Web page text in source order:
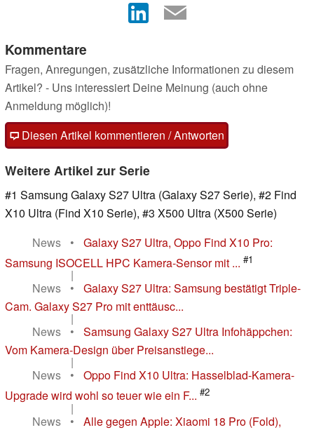
Kommentare
Fragen, Anregungen, zusätzliche Informationen zu diesem
Artikel? - Uns interessiert Deine Meinung (auch ohne
Anmeldung möglich)!
Diesen Artikel kommentieren / Antworten
Weitere Artikel zur Serie
#1 Samsung Galaxy S27 Ultra (Galaxy S27 Serie), #2 Find
X10 Ultra (Find X10 Serie), #3 X500 Ultra (X500 Serie)
News
•
Galaxy S27 Ultra, Oppo Find X10 Pro:
Samsung ISOCELL HPC Kamera-Sensor mit ... #1
|
News
•
Galaxy S27 Ultra: Samsung bestätigt Triple-
Cam. Galaxy S27 Pro mit enttäusc...
|
News
•
Samsung Galaxy S27 Ultra Infohäppchen:
Vom Kamera-Design über Preisanstiege...
|
News
•
Oppo Find X10 Ultra: Hasselblad-Kamera-
Upgrade wird wohl so teuer wie ein F... #2
|
News
•
Alle gegen Apple: Xiaomi 18 Pro (Fold),